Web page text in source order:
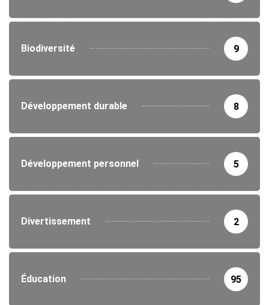
Biodiversité 9
Développement durable 8
Développement personnel 5
Divertissement 2
Éducation 95